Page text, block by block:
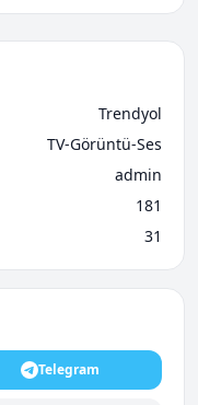
Trendyol
TV-Görüntü-Ses
admin
181
31
Telegram